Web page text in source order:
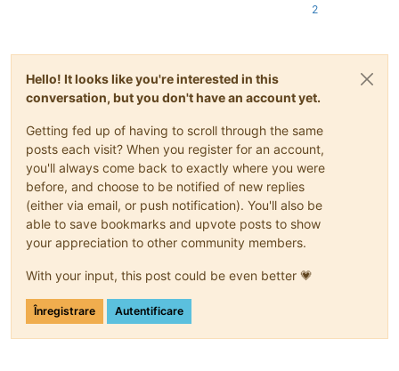
2
Hello! It looks like you're interested in this
conversation, but you don't have an account yet.
Getting fed up of having to scroll through the same
posts each visit? When you register for an account,
you'll always come back to exactly where you were
before, and choose to be notified of new replies
(either via email, or push notification). You'll also be
able to save bookmarks and upvote posts to show
your appreciation to other community members.
With your input, this post could be even better 💗
Înregistrare Autentificare